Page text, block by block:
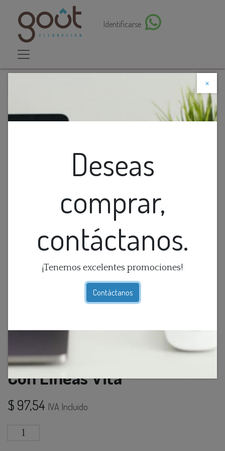
Identificarse
×
Deseas
comprar,
contáctanos.
¡Tenemos excelentes promociones!
Contáctanos
Descuento web
Florero De Ceramica Cafe Con Lineas Vita
Florero De Ceramica Cafe
Con Lineas Vita
$ 97,54 IVA Incluido